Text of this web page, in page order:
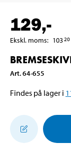
129,-
Ekskl. moms: 10320
Art.64-655
Findes på lager i